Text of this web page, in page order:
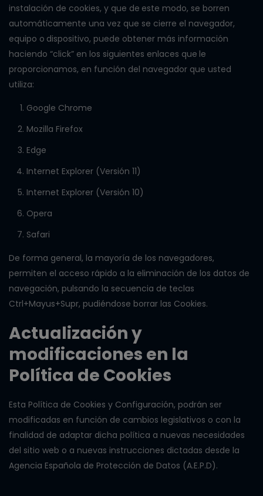
instalación de cookies, y que de este modo, se borren
automáticamente una vez que se cierre el navegador,
equipo o dispositivo, puede obtener más información
haciendo “click” en los siguientes enlaces que le
proporcionamos, en función del navegador que usted
utiliza:
Google Chrome
Mozilla Firefox
Edge
Internet Explorer (Versión 11)
Internet Explorer (Versión 10)
Opera
Safari
De forma general, la mayoría de los navegadores,
permiten el acceso rápido a la eliminación de los datos de
navegación, pulsando la secuencia de teclas
Ctrl+Mayus+Supr, pudiéndose borrar las Cookies.
Actualización y
modificaciones en la
Política de Cookies
Esta Política de Cookies y Configuración, podrán ser
modificadas en función de cambios legislativos o con la
finalidad de adaptar dicha política a nuevas necesidades
del sitio web o a nuevas instrucciones dictadas desde la
Agencia Española de Protección de Datos (A.E.P.D).